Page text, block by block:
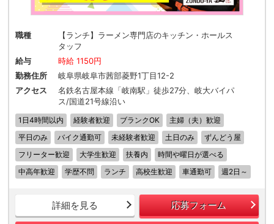
職種
【ランチ】ラーメン専門店のキッチン・ホールス
タッフ
給与
時給 1150円
勤務住所
岐阜県岐阜市茜部菱野1丁目12-2
アクセス
名鉄名古屋本線「岐南駅」徒歩27分、岐大バイパ
ス/国道21号線沿い
1日4時間以内 経験者歓迎 ブランクOK
主婦（夫）歓迎
平日のみ
バイク通勤可 未経験者歓迎 土日のみ
ずんどう屋
フリーター歓迎
大学生歓迎 扶養内
時間や曜日が選べる
中高年歓迎
学歴不問 ランチ 高校生歓迎 車通勤可 週2日～
詳細を見る 応募フォーム